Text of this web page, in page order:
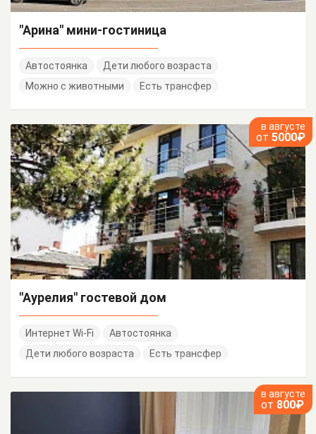
"Арина" мини-гостиница
Автостоянка
Дети любого возраста
Можно с животными
Есть трансфер
в августе
от 5000₽
"Аурелия" гостевой дом
Интернет Wi-Fi
Автостоянка
Дети любого возраста
Есть трансфер
в августе
от 800₽